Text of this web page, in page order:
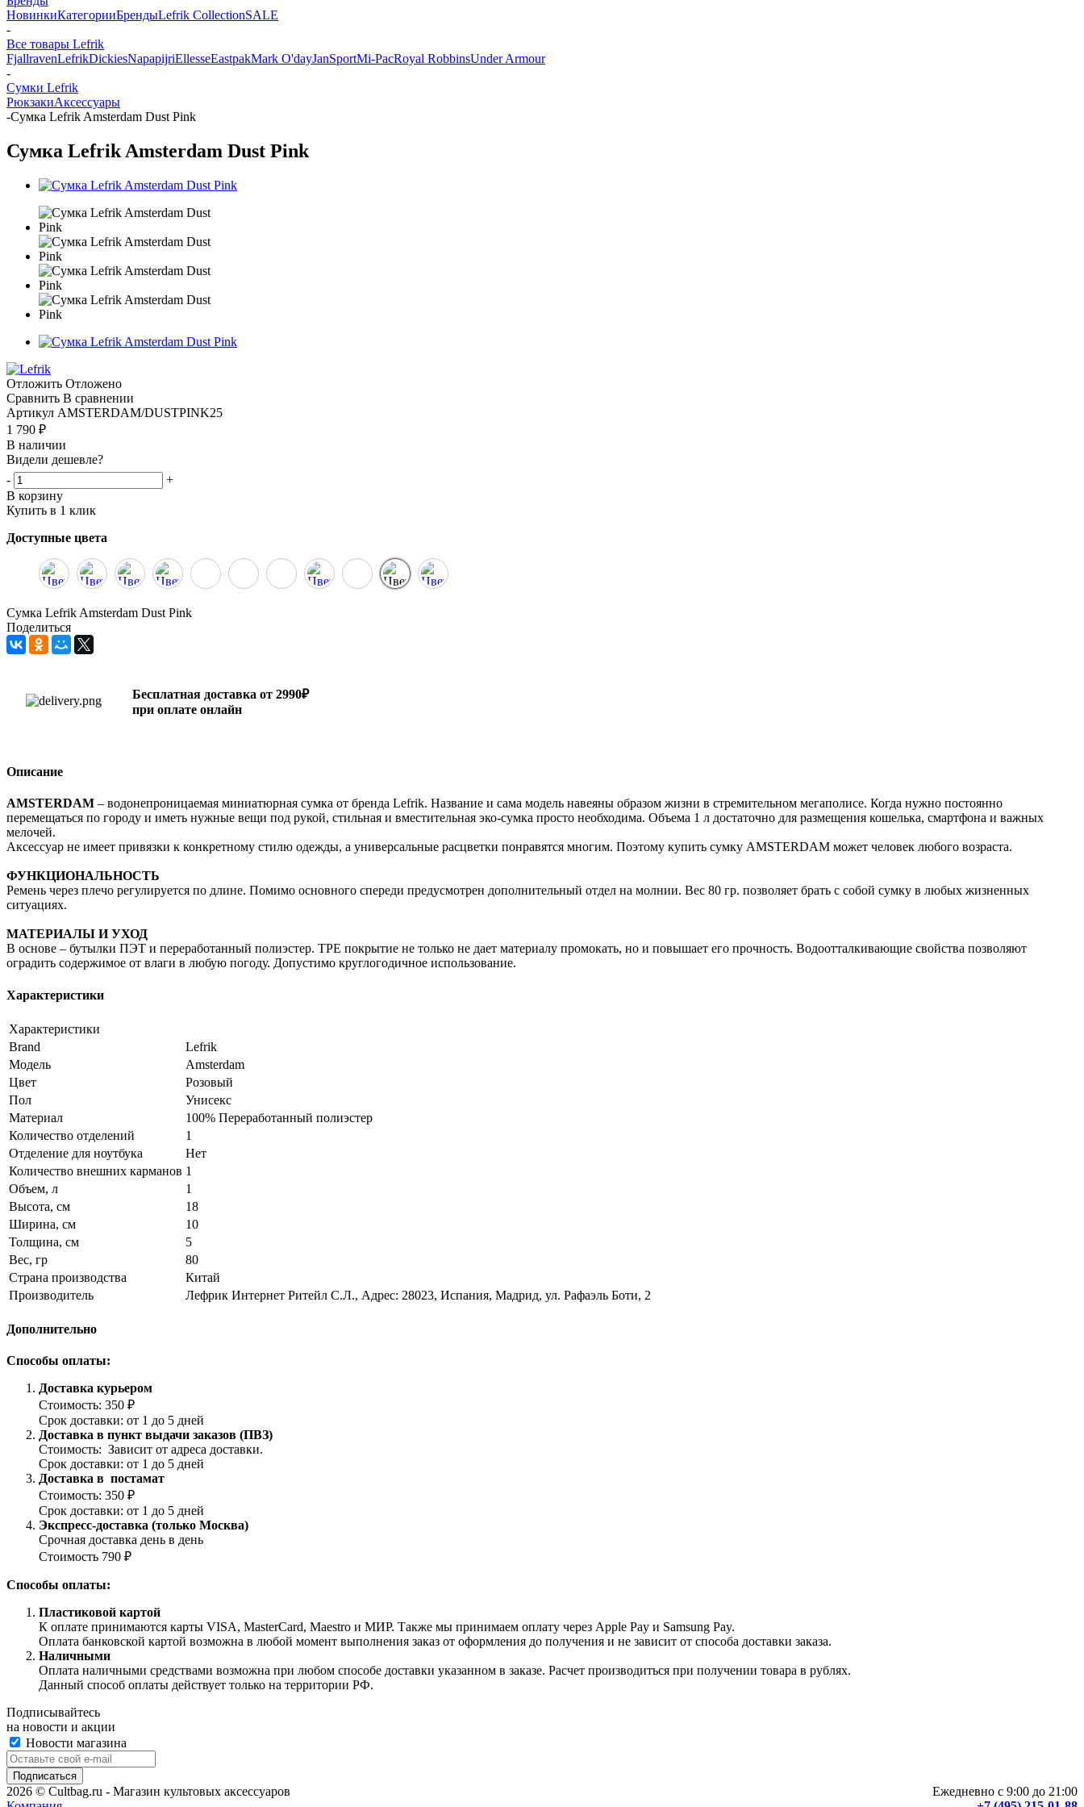
НовинкиКатегорииБрендыLefrik CollectionSALE
-
Все товары Lefrik
FjallravenLefrikDickiesNapapijriEllesseEastpakMark O'dayJanSportMi-PacRoyal RobbinsUnder Armour
-
Сумки Lefrik
РюкзакиАксессуары
-Сумка Lefrik Amsterdam Dust Pink
Сумка Lefrik Amsterdam Dust Pink
Отложить Отложено
Сравнить В сравнении
Артикул AMSTERDAM/DUSTPINK25
1 790 ₽
В наличии
Видели дешевле?
-
+
В корзину
Купить в 1 клик
Доступные цвета
Сумка Lefrik Amsterdam Dust Pink
Поделиться
Бесплатная доставка от 2990₽
при оплате онлайн
Описание
AMSTERDAM – водонепроницаемая миниатюрная сумка от бренда Lefrik. Название и сама модель навеяны образом жизни в стремительном мегаполисе. Когда нужно постоянно
перемещаться по городу и иметь нужные вещи под рукой, стильная и вместительная эко-сумка просто необходима. Объема 1 л достаточно для размещения кошелька, смартфона и важных
мелочей.
Аксессуар не имеет привязки к конкретному стилю одежды, а универсальные расцветки понравятся многим. Поэтому купить сумку AMSTERDAM может человек любого возраста.
ФУНКЦИОНАЛЬНОСТЬ
Ремень через плечо регулируется по длине. Помимо основного спереди предусмотрен дополнительный отдел на молнии. Вес 80 гр. позволяет брать с собой сумку в любых жизненных
ситуациях.
МАТЕРИАЛЫ И УХОД
В основе – бутылки ПЭТ и переработанный полиэстер. TPE покрытие не только не дает материалу промокать, но и повышает его прочность. Водоотталкивающие свойства позволяют
оградить содержимое от влаги в любую погоду. Допустимо круглогодичное использование.
Характеристики
Характеристики
Brand
Lefrik
Модель
Amsterdam
Цвет
Розовый
Пол
Унисекс
Материал
100% Переработанный полиэстер
Количество отделений
1
Отделение для ноутбука
Нет
Количество внешних карманов 1
Объем, л
1
Высота, см
18
Ширина, см
10
Толщина, см
5
Вес, гр
80
Страна производства
Китай
Производитель
Лефрик Интернет Ритейл С.Л., Адрес: 28023, Испания, Мадрид, ул. Рафаэль Боти, 2
Дополнительно
Способы оплаты:
Доставка курьером
Стоимость: 350 ₽
Срок доставки: от 1 до 5 дней
Доставка в пункт выдачи заказов (ПВЗ)
Стоимость: Зависит от адреса доставки.
Срок доставки: от 1 до 5 дней
Доставка в постамат
Стоимость: 350 ₽
Срок доставки: от 1 до 5 дней
Экспресс-доставка (только Москва)
Срочная доставка день в день
Стоимость 790 ₽
Способы оплаты:
Пластиковой картой
К оплате принимаются карты VISA, MasterCard, Maestro и МИР. Также мы принимаем оплату через Apple Pay и Samsung Pay.
Оплата банковской картой возможна в любой момент выполнения заказ от оформления до получения и не зависит от способа доставки заказа.
Наличными
Оплата наличными средствами возможна при любом способе доставки указанном в заказе. Расчет производиться при получении товара в рублях.
Данный способ оплаты действует только на территории РФ.
Подписывайтесь
на новости и акции
Новости магазина
Ежедневно с 9:00 до 21:00
2026 © Cultbag.ru - Магазин культовых аксессуаров